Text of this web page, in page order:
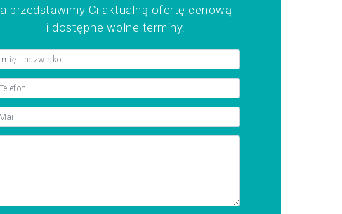
a przedstawimy Ci aktualną ofertę cenową
i dostępne wolne terminy.